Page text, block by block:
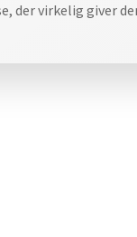
der virkelig giver